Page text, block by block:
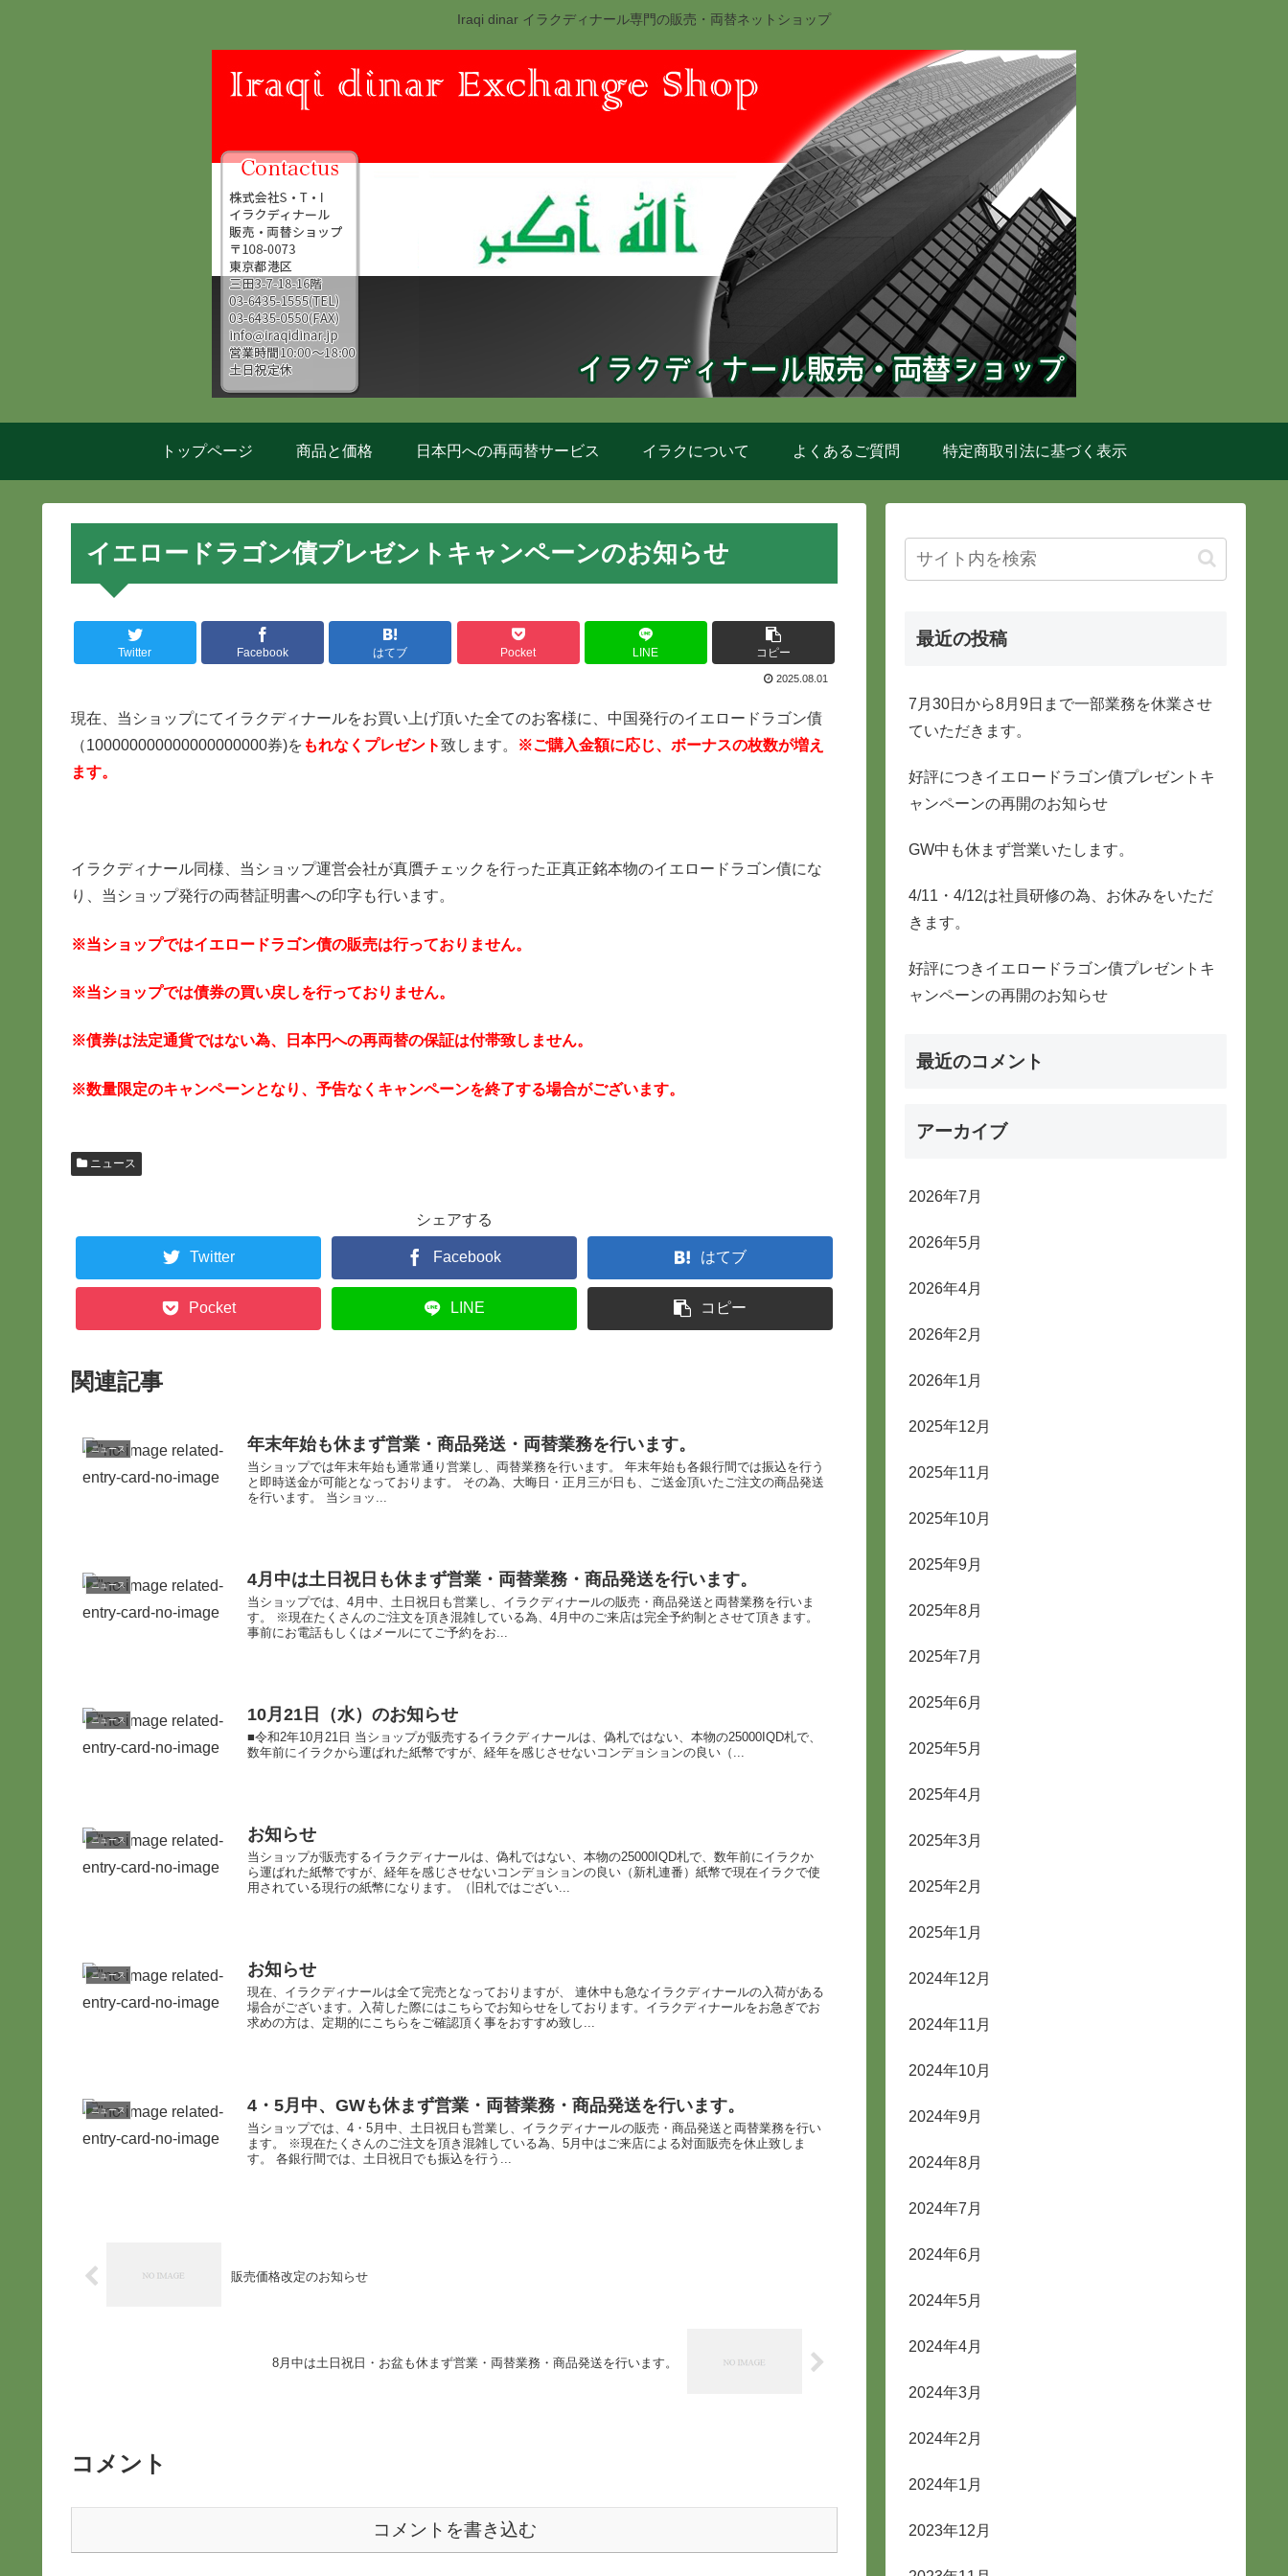
Iraqi dinar イラクディナール専門の販売・両替ネットショップ
トップページ 商品と価格 日本円への再両替サービス イラクについて よくあるご質問 特定商取引法に基づく表示
イエロードラゴン債プレゼントキャンペーンのお知らせ
Twitter Facebook はてブ Pocket LINE コピー
2025.08.01
現在、当ショップにてイラクディナールをお買い上げ頂いた全てのお客様に、中国発行のイエロードラゴン債
（100000000000000000000券)を もれなくプレゼント致します。
※ご購入金額に応じ、ボーナスの枚数が増え
ます。
イラクディナール同様、当ショップ運営会社が真贋チェックを行った正真正銘本物のイエロードラゴン債にな
り、当ショップ発行の両替証明書への印字も行います。
※当ショップではイエロードラゴン債の販売は行っておりません。
※当ショップでは債券の買い戻しを行っておりません。
※債券は法定通貨ではない為、日本円への再両替の保証は付帯致しません。
※数量限定のキャンペーンとなり、予告なくキャンペーンを終了する場合がございます。
ニュース
シェアする
Twitter Facebook はてブ
Pocket LINE コピー
関連記事
ニュース 年末年始も休まず営業・商品発送・両替業務を行います。
当ショップでは年末年始も通常通り営業し、両替業務を行います。 年末年始も各銀行間では振込を行う
と即時送金が可能となっております。 その為、大晦日・正月三が日も、ご送金頂いたご注文の商品発送
を行います。 当ショッ...
ニュース 4月中は土日祝日も休まず営業・両替業務・商品発送を行います。
当ショップでは、4月中、土日祝日も営業し、イラクディナールの販売・商品発送と両替業務を行いま
す。 ※現在たくさんのご注文を頂き混雑している為、4月中のご来店は完全予約制とさせて頂きます。
事前にお電話もしくはメールにてご予約をお...
ニュース 10月21日（水）のお知らせ
■令和2年10月21日 当ショップが販売するイラクディナールは、偽札ではない、本物の25000IQD札で、
数年前にイラクから運ばれた紙幣ですが、経年を感じさせないコンデョションの良い（...
ニュース お知らせ
当ショップが販売するイラクディナールは、偽札ではない、本物の25000IQD札で、数年前にイラクか
ら運ばれた紙幣ですが、経年を感じさせないコンデョションの良い（新札連番）紙幣で現在イラクで使
用されている現行の紙幣になります。（旧札ではござい...
ニュース お知らせ
現在、イラクディナールは全て完売となっておりますが、 連休中も急なイラクディナールの入荷がある
場合がございます。入荷した際にはこちらでお知らせをしております。イラクディナールをお急ぎでお
求めの方は、定期的にこちらをご確認頂く事をおすすめ致し...
ニュース 4・5月中、GWも休まず営業・両替業務・商品発送を行います。
当ショップでは、4・5月中、土日祝日も営業し、イラクディナールの販売・商品発送と両替業務を行い
ます。 ※現在たくさんのご注文を頂き混雑している為、5月中はご来店による対面販売を休止致しま
す。 各銀行間では、土日祝日でも振込を行う...
販売価格改定のお知らせ
8月中は土日祝日・お盆も休まず営業・両替業務・商品発送を行います。
コメント
コメントを書き込む
最近の投稿
7月30日から8月9日まで一部業務を休業させ
ていただきます。
好評につきイエロードラゴン債プレゼントキ
ャンペーンの再開のお知らせ
GW中も休まず営業いたします。
4/11・4/12は社員研修の為、お休みをいただ
きます。
好評につきイエロードラゴン債プレゼントキ
ャンペーンの再開のお知らせ
最近のコメント
アーカイブ
2026年7月
2026年5月
2026年4月
2026年2月
2026年1月
2025年12月
2025年11月
2025年10月
2025年9月
2025年8月
2025年7月
2025年6月
2025年5月
2025年4月
2025年3月
2025年2月
2025年1月
2024年12月
2024年11月
2024年10月
2024年9月
2024年8月
2024年7月
2024年6月
2024年5月
2024年4月
2024年3月
2024年2月
2024年1月
2023年12月